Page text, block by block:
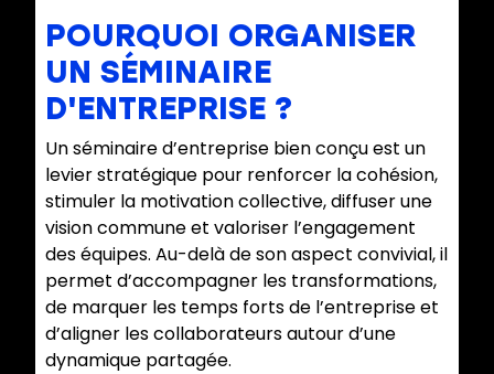
POURQUOI ORGANISER
UN SÉMINAIRE
D'ENTREPRISE ?
Un séminaire d’entreprise bien conçu est un
levier stratégique pour renforcer la cohésion,
stimuler la motivation collective, diffuser une
vision commune et valoriser l’engagement
des équipes. Au-delà de son aspect convivial, il
permet d’accompagner les transformations,
de marquer les temps forts de l’entreprise et
d’aligner les collaborateurs autour d’une
dynamique partagée.